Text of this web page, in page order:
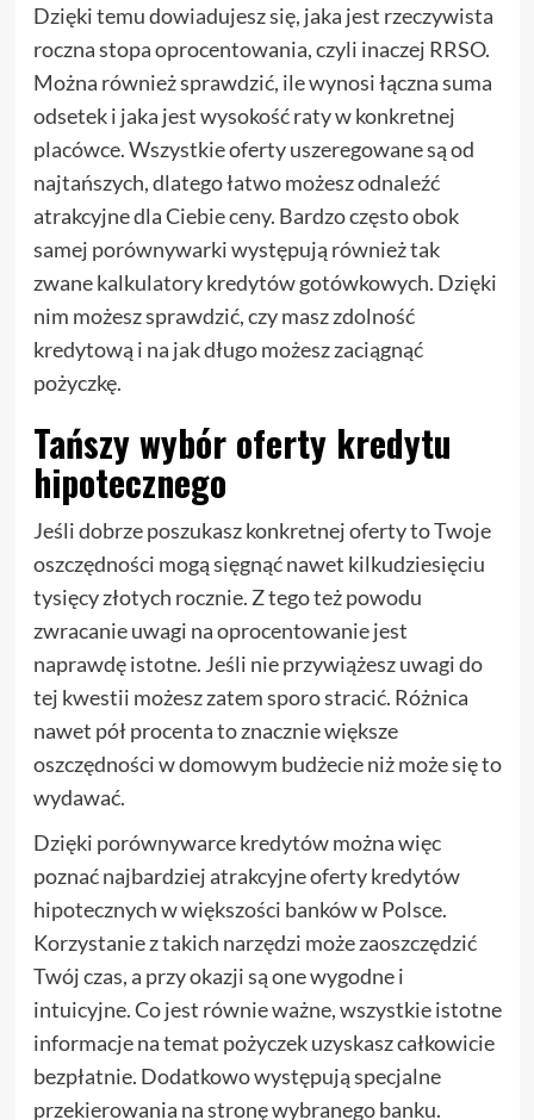
Dzięki temu dowiadujesz się, jaka jest rzeczywista
roczna stopa oprocentowania, czyli inaczej RRSO.
Można również sprawdzić, ile wynosi łączna suma
odsetek i jaka jest wysokość raty w konkretnej
placówce. Wszystkie oferty uszeregowane są od
najtańszych, dlatego łatwo możesz odnaleźć
atrakcyjne dla Ciebie ceny. Bardzo często obok
samej porównywarki występują również tak
zwane kalkulatory kredytów gotówkowych. Dzięki
nim możesz sprawdzić, czy masz zdolność
kredytową i na jak długo możesz zaciągnąć
pożyczkę.
Tańszy wybór oferty kredytu
hipotecznego
Jeśli dobrze poszukasz konkretnej oferty to Twoje
oszczędności mogą sięgnąć nawet kilkudziesięciu
tysięcy złotych rocznie. Z tego też powodu
zwracanie uwagi na oprocentowanie jest
naprawdę istotne. Jeśli nie przywiążesz uwagi do
tej kwestii możesz zatem sporo stracić. Różnica
nawet pół procenta to znacznie większe
oszczędności w domowym budżecie niż może się to
wydawać.
Dzięki porównywarce kredytów można więc
poznać najbardziej atrakcyjne oferty kredytów
hipotecznych w większości banków w Polsce.
Korzystanie z takich narzędzi może zaoszczędzić
Twój czas, a przy okazji są one wygodne i
intuicyjne. Co jest równie ważne, wszystkie istotne
informacje na temat pożyczek uzyskasz całkowicie
bezpłatnie. Dodatkowo występują specjalne
przekierowania na stronę wybranego banku.